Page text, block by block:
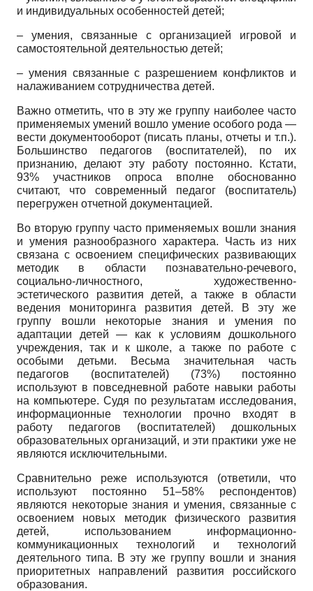
и индивидуальных особенностей детей;
– умения, связанные с организацией игровой и
самостоятельной деятельностью детей;
– умения связанные с разрешением конфликтов и
налаживанием сотрудничества детей.
Важно отметить, что в эту же группу наиболее часто
применяемых умений вошло умение особого рода —
вести документооборот (писать планы, отчеты и т.п.).
Большинство педагогов (воспитателей), по их
признанию, делают эту работу постоянно. Кстати,
93% участников опроса вполне обоснованно
считают, что современный педагог (воспитатель)
перегружен отчетной документацией.
Во вторую группу часто применяемых вошли знания
и умения разнообразного характера. Часть из них
связана с освоением специфических развивающих
методик в области познавательно-речевого,
социально-личностного, художественно-
эстетического развития детей, а также в области
ведения мониторинга развития детей. В эту же
группу вошли некоторые знания и умения по
адаптации детей — как к условиям дошкольного
учреждения, так и к школе, а также по работе с
особыми детьми. Весьма значительная часть
педагогов (воспитателей) (73%) постоянно
используют в повседневной работе навыки работы
на компьютере. Судя по результатам исследования,
информационные технологии прочно входят в
работу педагогов (воспитателей) дошкольных
образовательных организаций, и эти практики уже не
являются исключительными.
Сравнительно реже используются (ответили, что
используют постоянно 51–58% респондентов)
являются некоторые знания и умения, связанные с
освоением новых методик физического развития
детей, использованием информационно-
коммуникационных технологий и технологий
деятельного типа. В эту же группу вошли и знания
приоритетных направлений развития российского
образования.